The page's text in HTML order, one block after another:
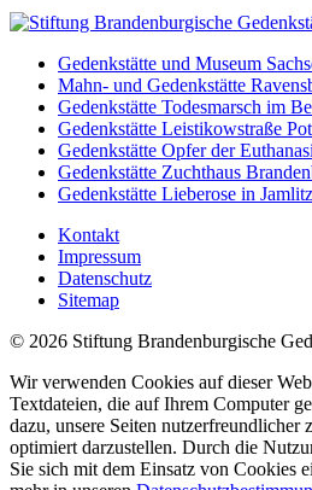
Gedenkstätte und Museum
Mahn- und Gedenkstätte
Gedenkstätte Todesmarsch im
Gedenkstätte Leistikowstraße
Gedenkstätte Opfer der
Gedenkstätte Zuchthaus
Gedenkstätte Lieberose in Jamlitz
Kontakt
Impressum
Datenschutz
Sitemap
© 2026 Stiftung Brandenburgische
Wir verwenden Cookies auf dieser
Textdateien, die auf Ihrem Computer
dazu, unsere Seiten nutzerfreundlicher
optimiert darzustellen. Durch die
Sie sich mit dem Einsatz von Cookies